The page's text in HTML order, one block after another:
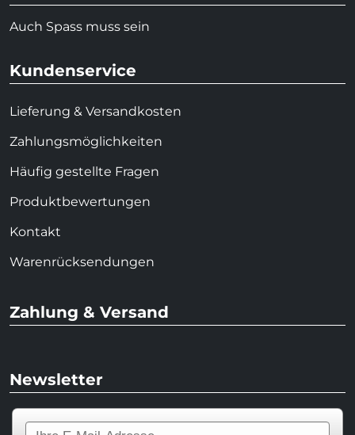
Auch Spass muss sein
Kundenservice
Lieferung & Versandkosten
Zahlungsmöglichkeiten
Häufig gestellte Fragen
Produktbewertungen
Kontakt
Warenrücksendungen
Zahlung & Versand
Newsletter